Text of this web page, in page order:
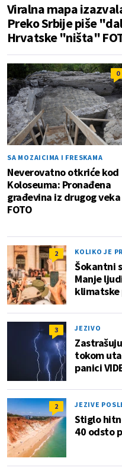
Viralna mapa
Preko Srbije piše
Hrvatske "ništa"
0
SA MOZAICIMA I FRESKAMA
Neverovatno otkriće kod
Koloseuma: Pronađena
građevina iz drugog veka
FOTO
2 KOLIKO JE
Šokantni
Manje
klimatske
3 JEZIVO
tokom
panici
2 JEZIVE
Stiglo
40 odsto